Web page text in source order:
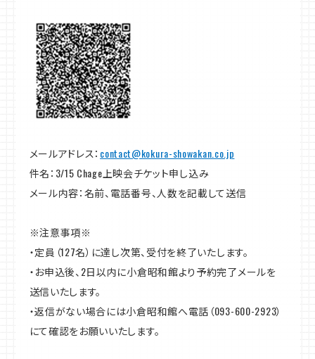
メールアドレス： contact@kokura-showakan.co.jp
件名：3/15 Chage上映会チケット申し込み
メール内容：名前、電話番号、人数を記載して送信
※注意事項※
・定員（127名）に達し次第、受付を終了いたします。
・お申込後、2日以内に小倉昭和館より予約完了メールを
送信いたします。
・返信がない場合には小倉昭和館へ電話（093-600-2923）
にて確認をお願いいたします。